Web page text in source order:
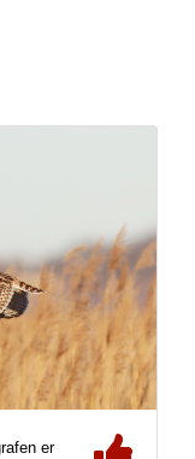
er